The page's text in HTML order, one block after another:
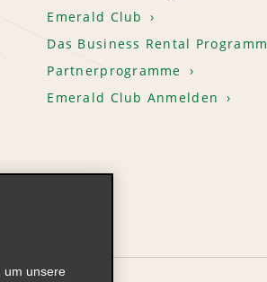
Emerald Club
Das Business Rental Programm
Partnerprogramme
Emerald Club Anmelden
um unsere